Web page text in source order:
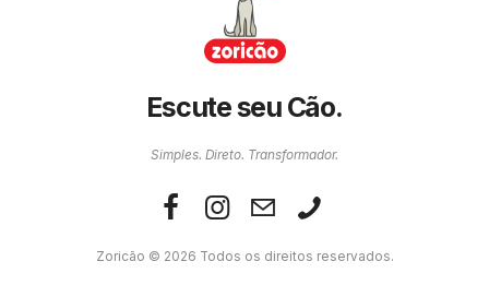
Escute seu Cão.
Simples. Direto. Transformador.
Zoricão © 2026 Todos os direitos reservados.